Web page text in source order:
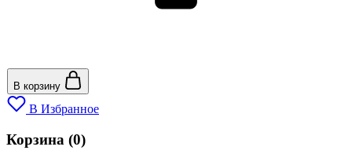
В корзину
В Избранное
Корзина (0)